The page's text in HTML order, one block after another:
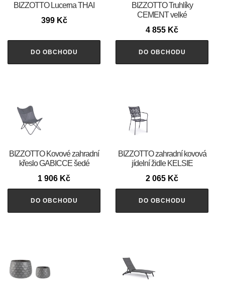
BIZZOTTO Lucerna THAI
399 Kč
DO OBCHODU
BIZZOTTO Truhlíky
CEMENT velké
4 855 Kč
DO OBCHODU
BIZZOTTO Kovové zahradní
křeslo GABICCE šedé
1 906 Kč
DO OBCHODU
BIZZOTTO zahradní kovová
jídelní židle KELSIE
2 065 Kč
DO OBCHODU